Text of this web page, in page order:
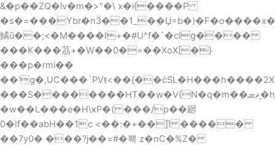
&�p��ZQ�lv�m�>"�\ x�i{����P
鱊ũ��;<�M����I+�#U^f�`�cIg����
���K���茘+�W��0�=��XoX[�}
���p�rmi��
���S��������HΤ��w�V{N�q�m��ޘܣ�̘hQwP_��IMQ��5<���tCnP��H\�}
�w��L���e�H\ӿP�( ���/ׂp��廻
0�If��abH��1c <��:�+��]֘! �����
��7y0� ���?j��=#�뾱 z�nC�%Z�